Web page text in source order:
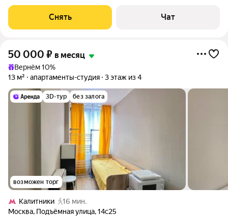
Стиральная машина Сушильная машина Холодильник
Посудомоечная машина Кондиционер
Снять Чат
50 000 ₽ в месяц
Вернём 10%
13 м²
апартаменты-студия 3 этаж из 4
3D-тур без залога
возможен торг
Калитники
16 мин.
Москва, Подъёмная улица,14с25